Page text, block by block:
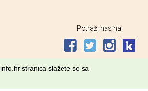
Potraži nas na:
stranica slažete se sa